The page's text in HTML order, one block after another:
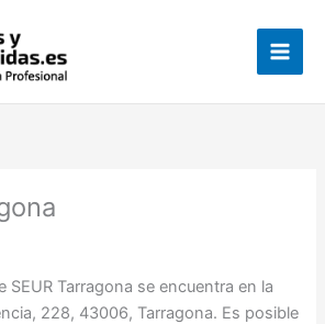
SEUR Tarragona se encuentra en la
228, 43006, Tarragona. Es posible